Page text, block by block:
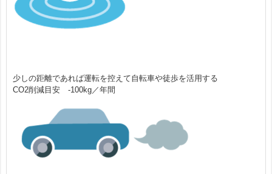
少しの距離であれば運転を控えて自転車や徒歩を活用する
CO2削減目安 -100kg／年間